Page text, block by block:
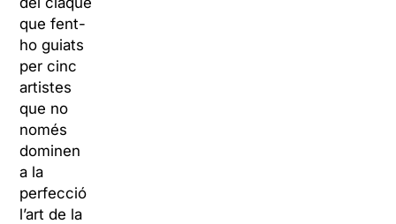
que fent-
ho guiats
per cinc
artistes
que no
només
dominen
a la
perfecció
l’art de la